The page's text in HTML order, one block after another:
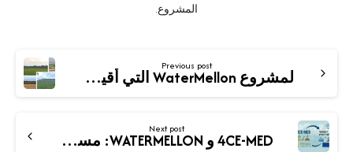
المشروع.
Previous post
لمشروع WaterMellon التي أُقيمت في لبنان
Next post
4CE-MED و WATERMELLON: مسار مشترك نحو زراعة متوسطية مستدامة وقادرة على التكيف مع المناخ